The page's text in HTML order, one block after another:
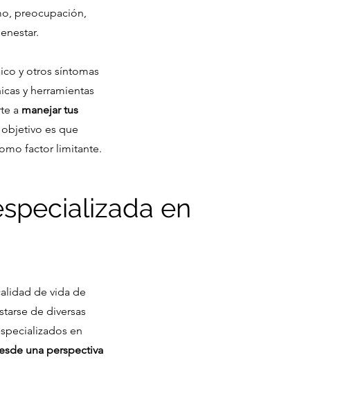
preocupación,
y otros síntomas
y herramientas
a manejar tus
es que
factor limitante.
en
de vida de
de diversas
en
una perspectiva